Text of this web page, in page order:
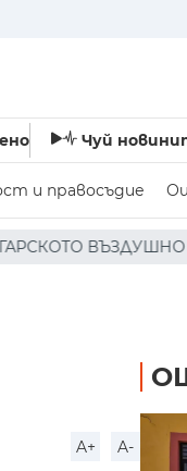
Чуй
и правосъдие
* * *
A+
A-